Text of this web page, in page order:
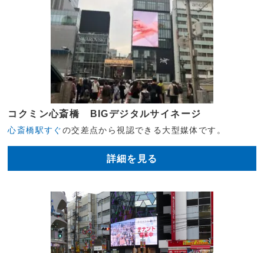
コクミン心斎橋 BIGデジタルサイネージ
心斎橋駅すぐの交差点から視認できる大型媒体です。
詳細を見る